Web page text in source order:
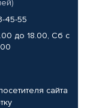
45-55
до 18.00, Сб с
сайта